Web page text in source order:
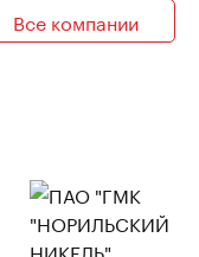
Все компании